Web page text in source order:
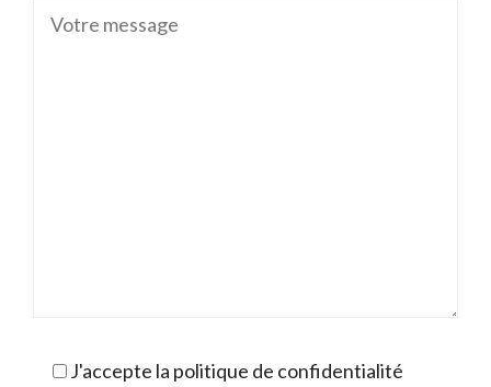
J'accepte la politique de confidentialité